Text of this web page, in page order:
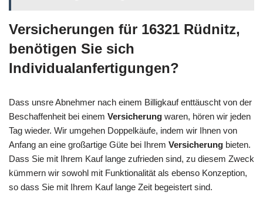
Versicherungen für 16321 Rüdnitz,
benötigen Sie sich
Individualanfertigungen?
Dass unsre Abnehmer nach einem Billigkauf enttäuscht von der
Beschaffenheit bei einem Versicherung waren, hören wir jeden
Tag wieder. Wir umgehen Doppelkäufe, indem wir Ihnen von
Anfang an eine großartige Güte bei Ihrem Versicherung bieten.
Dass Sie mit Ihrem Kauf lange zufrieden sind, zu diesem Zweck
kümmern wir sowohl mit Funktionalität als ebenso Konzeption,
so dass Sie mit Ihrem Kauf lange Zeit begeistert sind.